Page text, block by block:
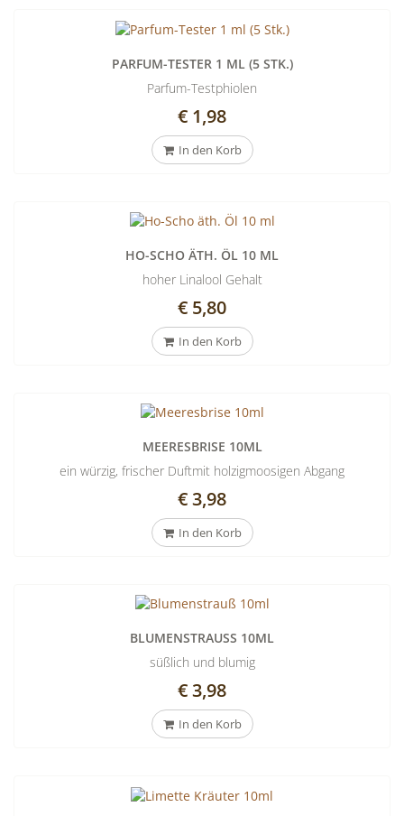
PARFUM-TESTER 1 ML (5 STK.)
Parfum-Testphiolen
€ 1,98
In den Korb
HO-SCHO ÄTH. ÖL 10 ML
hoher Linalool Gehalt
€ 5,80
In den Korb
MEERESBRISE 10ML
ein würzig, frischer Duftmit holzigmoosigen Abgang
€ 3,98
In den Korb
BLUMENSTRAUSS 10ML
süßlich und blumig
€ 3,98
In den Korb